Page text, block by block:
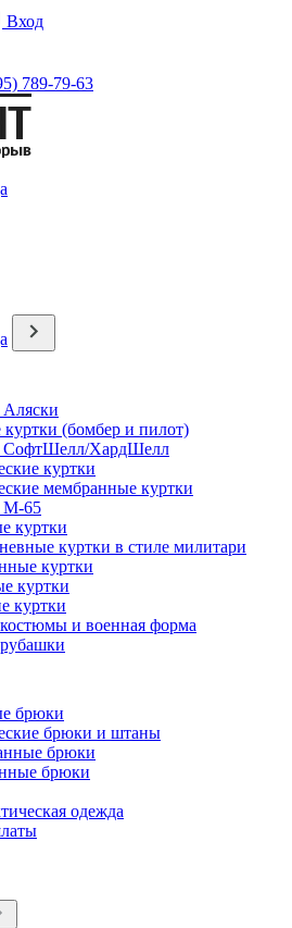
Вход
789-79-63
(бомбер и пилот)
СофтШелл/ХардШелл
куртки
мембранные куртки
М-65
куртки
куртки в стиле милитари
куртки
куртки
куртки
и военная форма
брюки
брюки и штаны
брюки
брюки
одежда